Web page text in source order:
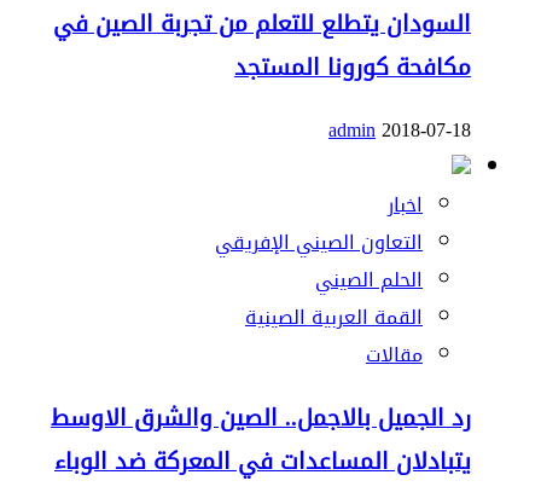
السودان يتطلع للتعلم من تجربة الصين في
مكافحة كورونا المستجد
2018-07-18
admin
اخبار
التعاون الصيني الإفريقي
الحلم الصيني
القمة العربية الصينية
مقالات
رد الجميل بالاجمل.. الصين والشرق الاوسط
يتبادلان المساعدات في المعركة ضد الوباء